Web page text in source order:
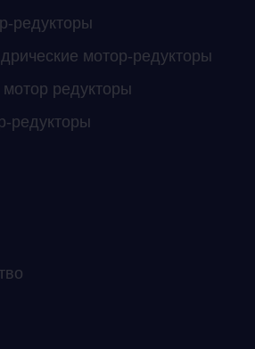
редукторы
мотор-редукторы
редукторы
редукторы